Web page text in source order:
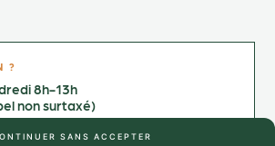
SANS ACCEPTER
?
8h-13h
non surtaxé)